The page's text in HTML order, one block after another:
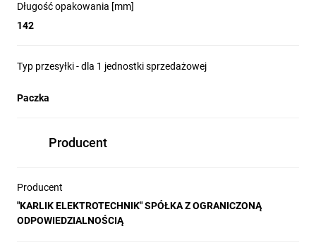
Długość opakowania [mm]
142
Typ przesyłki - dla 1 jednostki sprzedażowej
Paczka
Producent
Producent
"KARLIK ELEKTROTECHNIK" SPÓŁKA Z OGRANICZONĄ
ODPOWIEDZIALNOŚCIĄ